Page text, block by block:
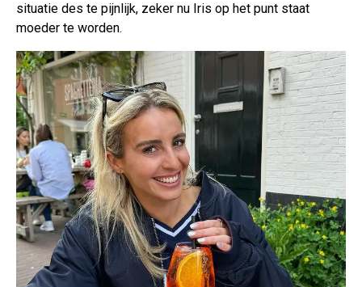
situatie des te pijnlijk, zeker nu Iris op het punt staat
moeder te worden.